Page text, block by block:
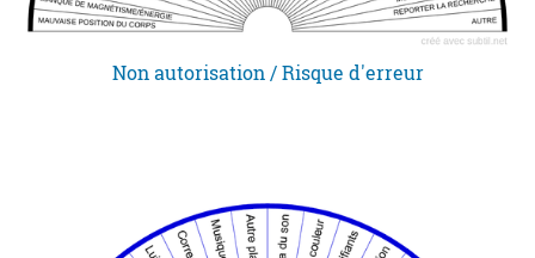
Non autorisation / Risque d'erreur